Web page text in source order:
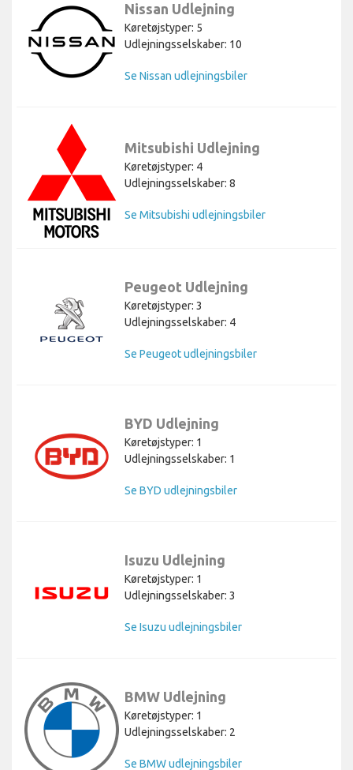
Nissan Udlejning
Køretøjstyper: 5
Udlejningsselskaber: 10
Se Nissan udlejningsbiler
Mitsubishi Udlejning
Køretøjstyper: 4
Udlejningsselskaber: 8
Se Mitsubishi udlejningsbiler
Peugeot Udlejning
Køretøjstyper: 3
Udlejningsselskaber: 4
Se Peugeot udlejningsbiler
BYD Udlejning
Køretøjstyper: 1
Udlejningsselskaber: 1
Se BYD udlejningsbiler
Isuzu Udlejning
Køretøjstyper: 1
Udlejningsselskaber: 3
Se Isuzu udlejningsbiler
BMW Udlejning
Køretøjstyper: 1
Udlejningsselskaber: 2
Se BMW udlejningsbiler